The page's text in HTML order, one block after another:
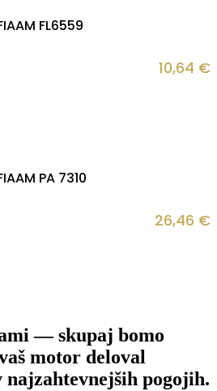
FL6559
10,64 €
PA 7310
26,46 €
— skupaj bomo
motor deloval
pogojih.